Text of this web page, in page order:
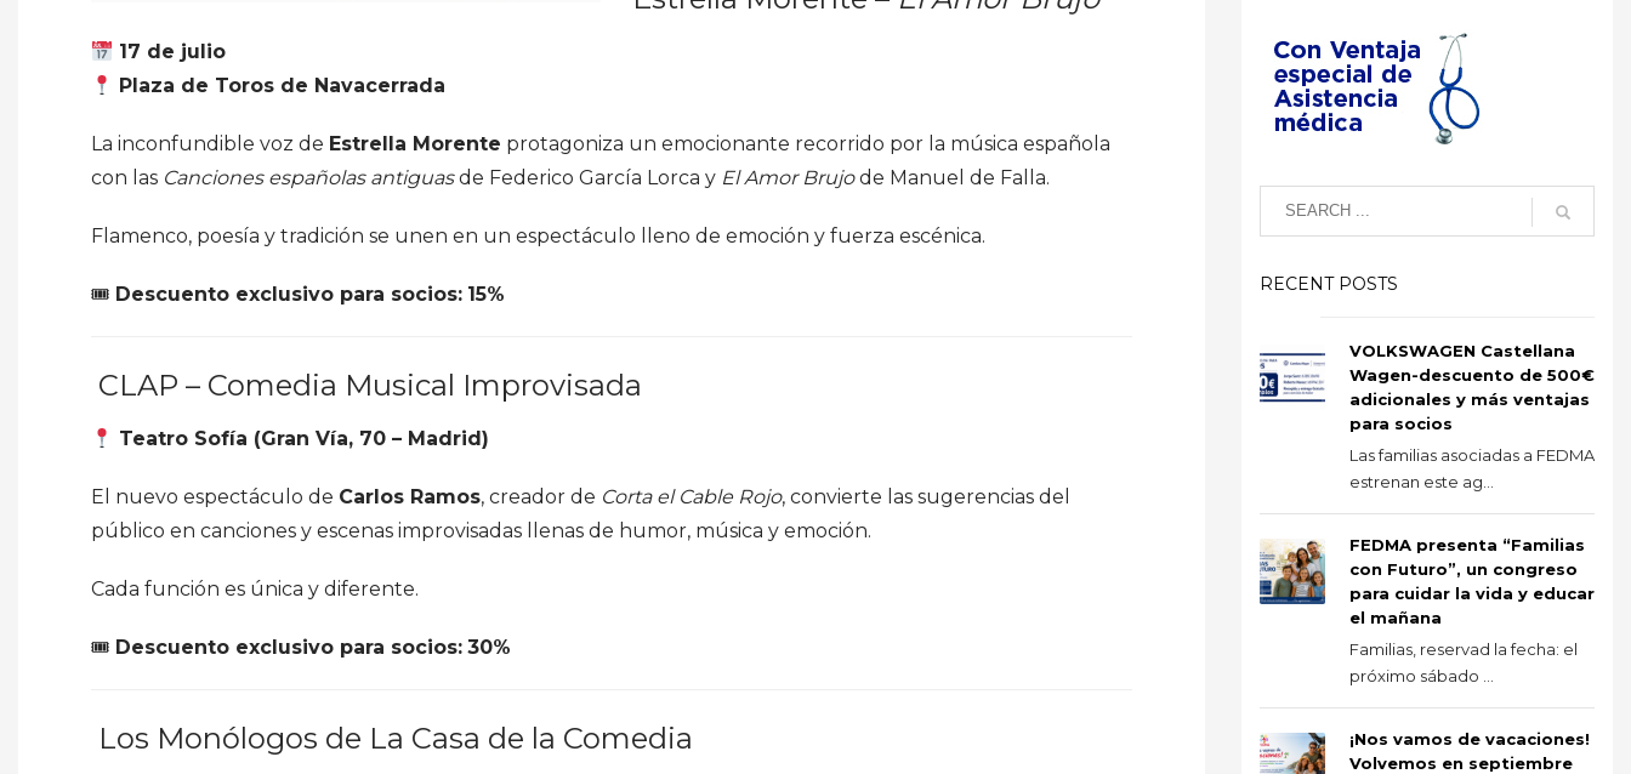
17 de julio
Plaza de Toros de Navacerrada
La inconfundible voz de Estrella Morente protagoniza un emocionante recorrido por la música española
con las Canciones españolas antiguasde Federico García Lorca y El Amor Brujode Manuel de Falla.
Flamenco, poesía y tradición se unen en un espectáculo lleno de emoción y fuerza escénica.
🎟 Descuento exclusivo para socios: 15%
CLAP – Comedia Musical Improvisada
Teatro Sofía (Gran Vía, 70 – Madrid)
El nuevo espectáculo de Carlos Ramos, creador de Corta el Cable Rojo, convierte las sugerencias del
público en canciones y escenas improvisadas llenas de humor, música y emoción.
Cada función es única y diferente.
🎟 Descuento exclusivo para socios: 30%
Los Monólogos de La Casa de la Comedia
RECENT POSTS
VOLKSWAGEN Castellana
Wagen-descuento de 500€
adicionales y más ventajas
para socios
Las familias asociadas a FEDMA
estrenan este ag...
FEDMA presenta “Familias
con Futuro”, un congreso
para cuidar la vida y educar
el mañana
Familias, reservad la fecha: el
próximo sábado ...
¡Nos vamos de vacaciones!
Volvemos en septiembre